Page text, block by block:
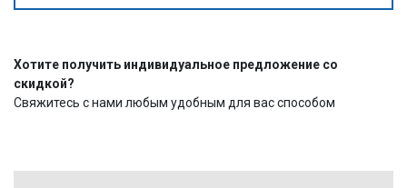
Хотите получить индивидуальное предложение со
скидкой?
Свяжитесь с нами любым удобным для вас способом